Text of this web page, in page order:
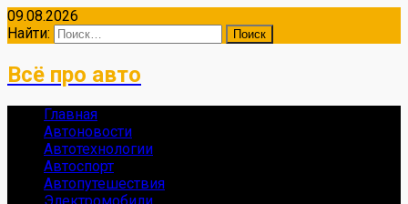
09.08.2026
Найти:
Всё про авто
Главная
Автоновости
Автотехнологии
Автоспорт
Автопутешествия